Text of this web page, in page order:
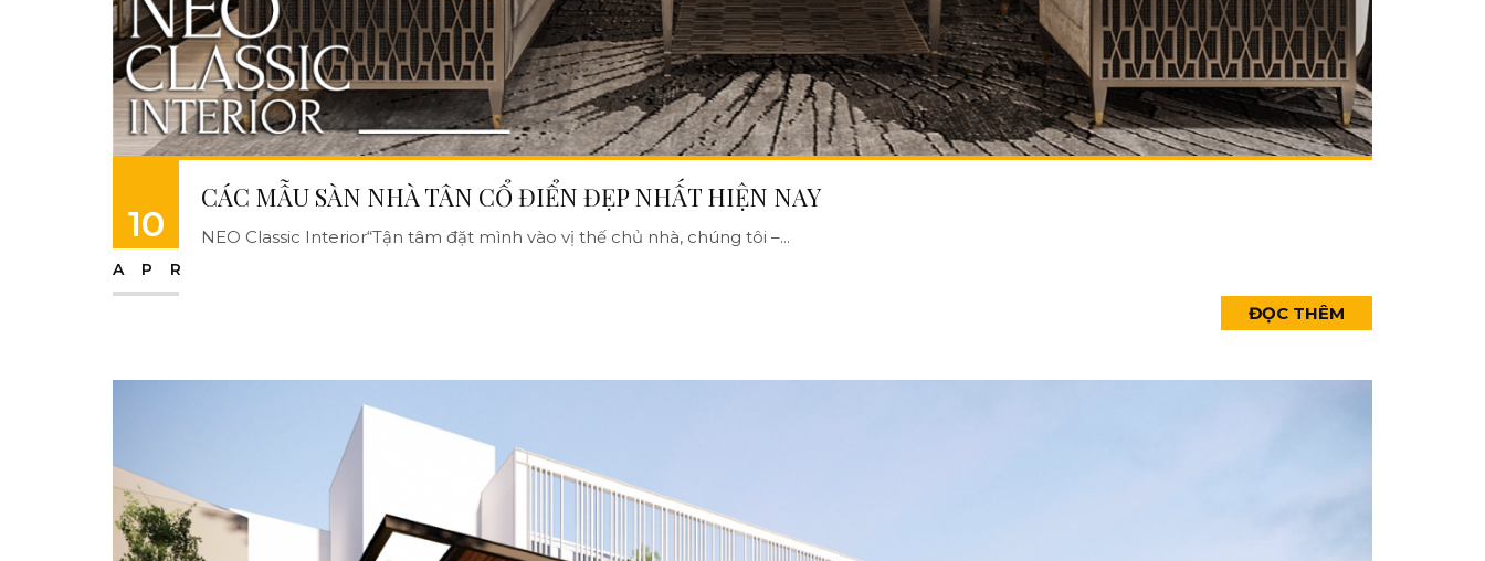
10
APR
CÁC MẪU SÀN NHÀ TÂN CỔ ĐIỂN ĐẸP NHẤT HIỆN NAY
NEO Classic Interior“Tận tâm đặt mình vào vị thế chủ nhà, chúng tôi –...
ĐỌC THÊM